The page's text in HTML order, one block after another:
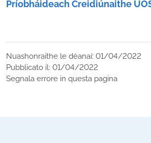
Príobháideach Creidiúnaithe
Nuashonraithe le déanaí: 01/04/2022
Pubblicato il: 01/04/2022
Segnala errore in questa pagina